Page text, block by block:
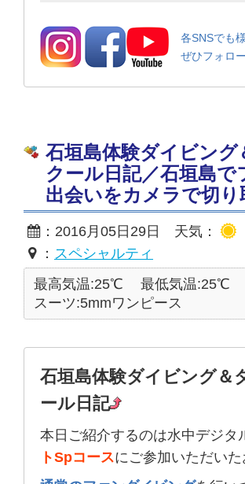
各SNSでも
ぜひフォロ
石垣島体験ダイビン
クール日記／石垣島
出会いをカメラで切り
：2016月05日29日 天気：
： スペシャルティ
最高気温:25℃
最低気温:25℃
スーツ:5mmワンピース
石垣島体験ダイビング＆
ール日記
本日ご紹介するのは水中デジタ
トSpコースにご参加いただい